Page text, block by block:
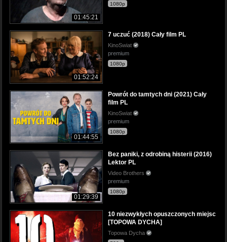
01:45:21
1080p
01:52:24
7 uczuć (2018) Cały film PL
KinoSwiat
premium
1080p
01:44:55
Powrót do tamtych dni (2021) Cały
film PL
KinoSwiat
premium
1080p
01:29:39
Bez paniki, z odrobiną histerii (2016)
Lektor PL
Video Brothers
premium
1080p
10 niezwykłych opuszczonych miejsc
[TOPOWA DYCHA]
Topowa Dycha